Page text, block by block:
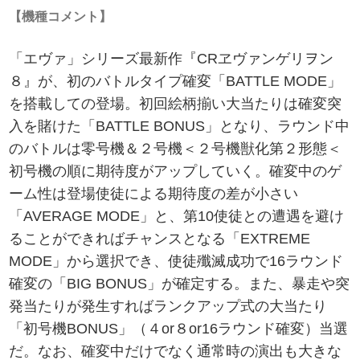
【機種コメント】
「エヴァ」シリーズ最新作『CRヱヴァンゲリヲン
８』が、初のバトルタイプ確変「BATTLE MODE」
を搭載しての登場。初回絵柄揃い大当たりは確変突
入を賭けた「BATTLE BONUS」となり、ラウンド中
のバトルは零号機＆２号機＜２号機獣化第２形態＜
初号機の順に期待度がアップしていく。確変中のゲ
ーム性は登場使徒による期待度の差が小さい
「AVERAGE MODE」と、第10使徒との遭遇を避け
ることができればチャンスとなる「EXTREME
MODE」から選択でき、使徒殲滅成功で16ラウンド
確変の「BIG BONUS」が確定する。また、暴走や突
発当たりが発生すればランクアップ式の大当たり
「初号機BONUS」（４or８or16ラウンド確変）当選
だ。なお、確変中だけでなく通常時の演出も大きな